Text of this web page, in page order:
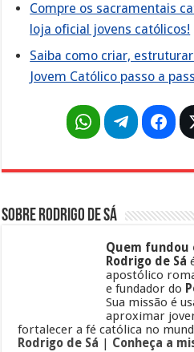
Compre os sacramentais
loja oficial jovens católicos!
Saiba como criar,
Jovem Católico passo a
Sobre Rodrigo de Sá
Quem fundou
Rodrigo de Sá
apostólico
e fundador do
Sua missão é
aproximar
fortalecer a fé católica no
Rodrigo de Sá | Conheça a